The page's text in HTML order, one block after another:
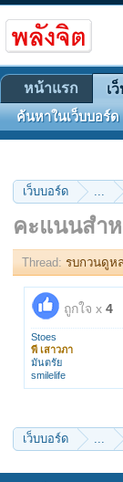
เว็บบอร์ด ...
คะแนนสำ
Thread: รบกวนดูห
ถูกใจ x 4
Stoes
พี เสาวภา
มันตรัย
smilelife
เว็บบอร์ด ...
หน้าแรก เ
ค้นหาในเว็บบอร์ด